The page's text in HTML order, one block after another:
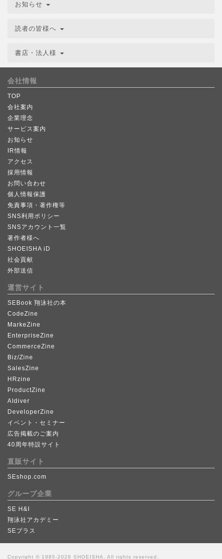
お知らせ
読者の皆様へ
書店・法人様
会社情報
TOP
会社案内
企業理念
サービス案内
お知らせ
IR情報
アクセス
採用情報
お問い合わせ
個人情報保護
免責事項・著作権等
SNS利用ポリシー
SNSアカウント一覧
著作者様へ
SHOEISHA iD
社会貢献
外部送信
運営サイト
SEBook 翔泳社の本
CodeZine
MarkeZine
EnterpriseZine
CommerceZine
Biz/Zine
SalesZine
HRzine
ProductZine
AIdiver
DeveloperZine
イベント・セミナー
広告掲載のご案内
40周年特設サイト
直販サイト
SEshop.com
グループ企業
SE H&I
翔泳社アカデミー
SEプラス
Copyright © 1985-2026 SHOEISHA, All rights reserved.